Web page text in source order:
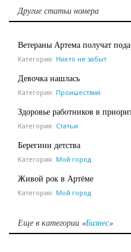
Другие статьи номера
Ветераны Артема получат
Категория: Никто не забыт
Девочка нашлась
Категория: Проишествия
Здоровье работников в
Категория: Статьи
Берегини детства
Категория: Мой город
Живой рок в Артёме
Категория: Мой город
Еще в категории «Бизнес»